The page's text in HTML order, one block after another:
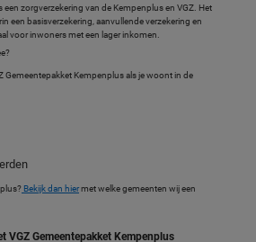
een zorgverzekering van de Kempenplus en VGZ. Het
een basisverzekering, aanvullende verzekering en
voor inwoners met een lager inkomen.
Gemeentepakket Kempenplus als je woont in de
Bekijk dan hiermet welke gemeenten wij een
VGZ Gemeentepakket Kempenplus